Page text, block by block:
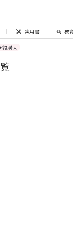
実用書 教
約購入